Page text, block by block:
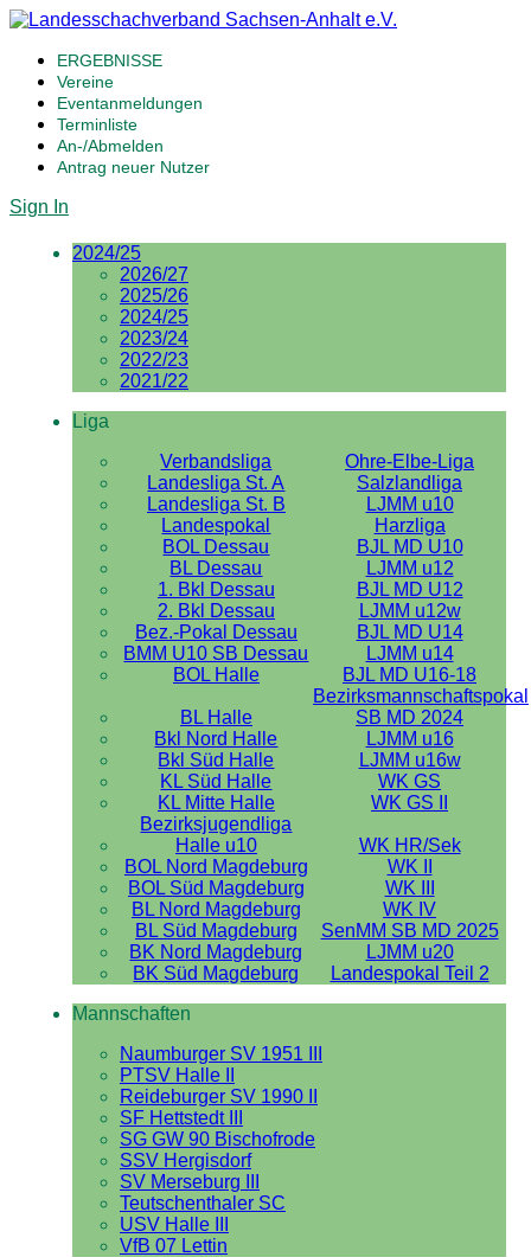
ERGEBNISSE
Vereine
Eventanmeldungen
Terminliste
An-/Abmelden
Antrag neuer Nutzer
Sign In
2024/25
2026/27
2025/26
2024/25
2023/24
2022/23
2021/22
Liga
Verbandsliga
Ohre-Elbe-Liga
Landesliga St. A
Salzlandliga
Landesliga St. B
LJMM u10
Landespokal
Harzliga
BOL Dessau
BJL MD U10
BL Dessau
LJMM u12
1. Bkl Dessau
BJL MD U12
2. Bkl Dessau
LJMM u12w
Bez.-Pokal Dessau
BJL MD U14
BMM U10 SB Dessau
LJMM u14
BOL Halle
BJL MD U16-18
BL Halle
Bezirksmannschaftspokal
SB MD 2024
Bkl Nord Halle
LJMM u16
Bkl Süd Halle
LJMM u16w
KL Süd Halle
WK GS
KL Mitte Halle
WK GS II
Bezirksjugendliga
Halle u10
WK HR/Sek
BOL Nord Magdeburg
WK II
BOL Süd Magdeburg
WK III
BL Nord Magdeburg
WK IV
BL Süd Magdeburg
SenMM SB MD 2025
BK Nord Magdeburg
LJMM u20
BK Süd Magdeburg
Landespokal Teil 2
Mannschaften
Naumburger SV 1951 III
PTSV Halle II
Reideburger SV 1990 II
SF Hettstedt III
SG GW 90 Bischofrode
SSV Hergisdorf
SV Merseburg III
Teutschenthaler SC
USV Halle III
VfB 07 Lettin